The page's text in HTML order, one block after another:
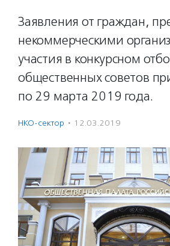
Заявления от граждан,
некоммерческими
участия в конкурсном
общественных советов
по 29 марта 2019 года.
НКО-сектор · 12.03.2019